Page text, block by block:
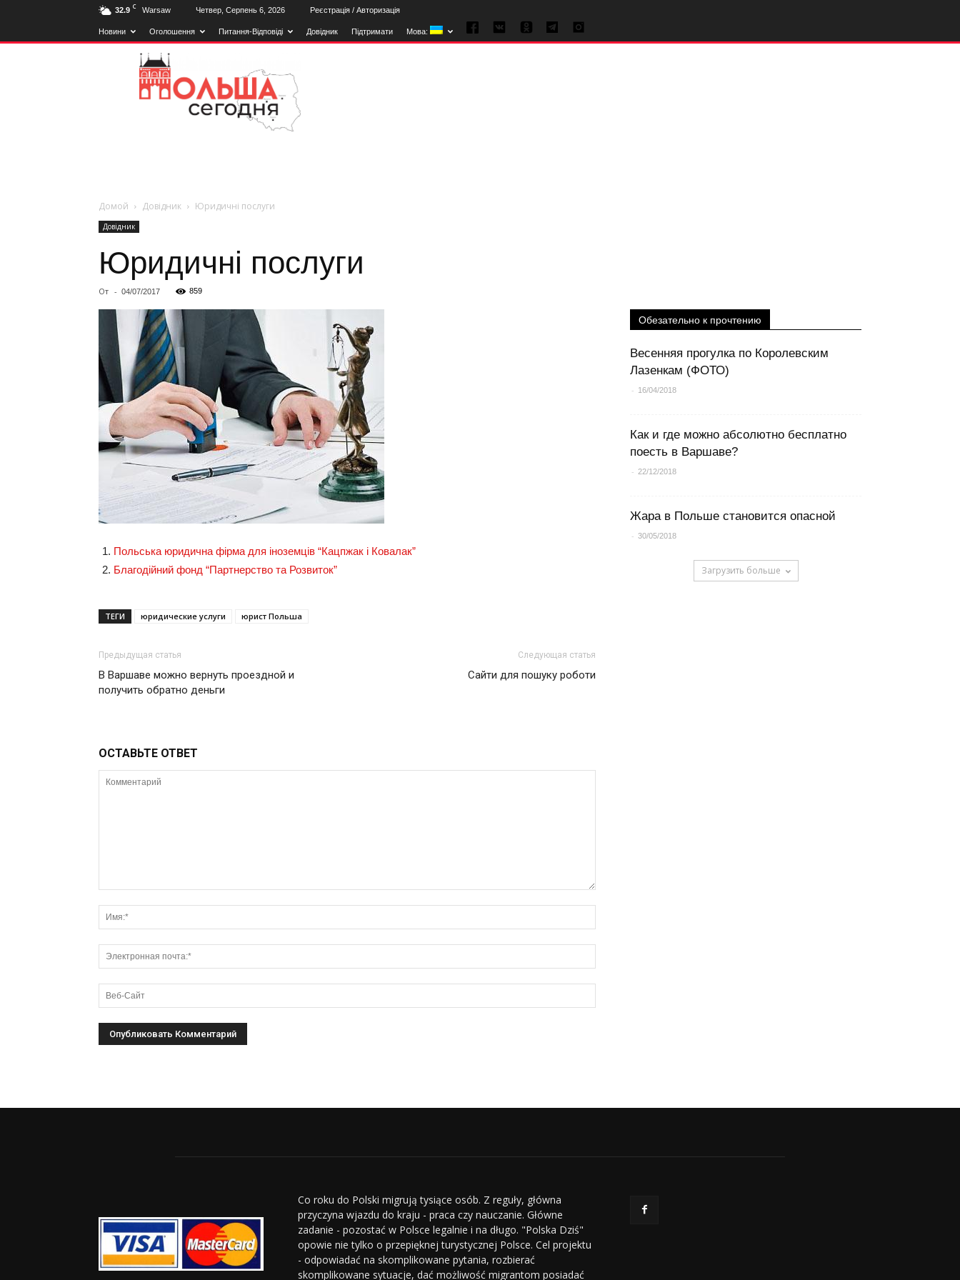
32.9 C Warsaw Четвер, Серпень 6, 2026 Реєстрація / Авторизація
Новини Оголошення Питання-Відповіді Довідник Підтримати Мова:
Польща
Сьогодні
Домой Довiдник Юридичні послуги
Довiдник
Юридичні послуги
От - 04/07/2017 859
Польська юридична фірма для іноземців “Кацпжак і Ковалак”
Благодійний фонд “Партнерство та Розвиток”
ТЕГИ юридические услуги юрист Польша
Предыдущая статья
В Варшаве можно вернуть проездной и
получить обратно деньги
Следующая статья
Сайти для пошуку роботи
ОСТАВЬТЕ ОТВЕТ
Обезательно к прочтению
Весенняя прогулка по Королевским
Лазенкам (ФОТО)
- 16/04/2018
Как и где можно абсолютно бесплатно
поесть в Варшаве?
- 22/12/2018
Жара в Польше становится опасной
- 30/05/2018
Загрузить больше
Co roku do Polski migrują tysiące osób. Z reguły, główna
przyczyna wjazdu do kraju - praca czy nauczanie. Główne
zadanie - pozostać w Polsce legalnie i na długo. "Polska Dziś"
opowie nie tylko o przepięknej turystycznej Polsce. Cel projektu
- odpowiadać na skomplikowane pytania, rozbierać
skomplikowane sytuacje, dać możliwość migrantom posiadać